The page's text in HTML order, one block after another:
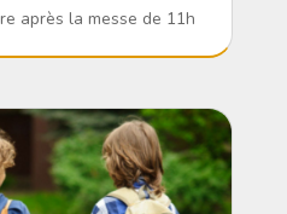
après la messe de 11h